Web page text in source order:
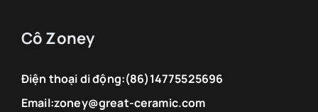
Cô Zoney
Điện thoại di động:(86)14775525696
Email:zoney@great-ceramic.com